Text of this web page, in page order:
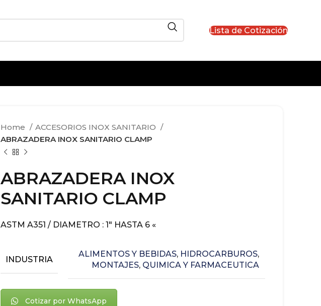
Lista de Cotización
Home
ACCESORIOS INOX SANITARIO
ABRAZADERA INOX SANITARIO CLAMP
ABRAZADERA INOX
SANITARIO CLAMP
ASTM A351 / DIAMETRO : 1″ HASTA 6 «
INDUSTRIA
ALIMENTOS Y BEBIDAS, HIDROCARBUROS,
MONTAJES, QUIMICA Y FARMACEUTICA
Cotizar por WhatsApp